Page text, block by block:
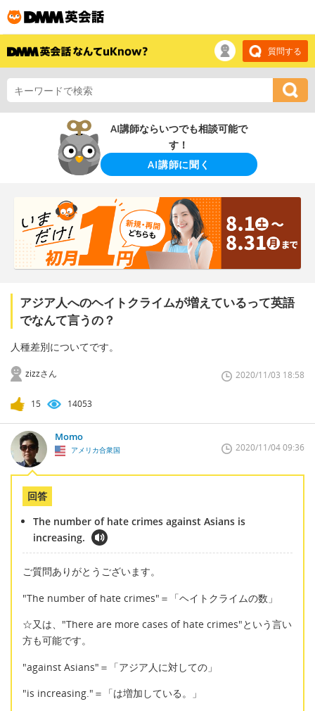
質問する
AI講師ならいつでも相談可能で
す！
AI講師に聞く
アジア人へのヘイトクライムが増えているって英語
でなんて言うの？
人種差別についてです。
zizzさん 2020/11/03 18:58
15 14053
Momo
アメリカ合衆国 2020/11/04 09:36
回答
The number of hate crimes against Asians is
increasing.
ご質問ありがとうございます。
"The number of hate crimes"＝「ヘイトクライムの数」
☆又は、"There are more cases of hate crimes"という言い
方も可能です。
"against Asians"＝「アジア人に対しての」
"is increasing."＝「は増加している。」